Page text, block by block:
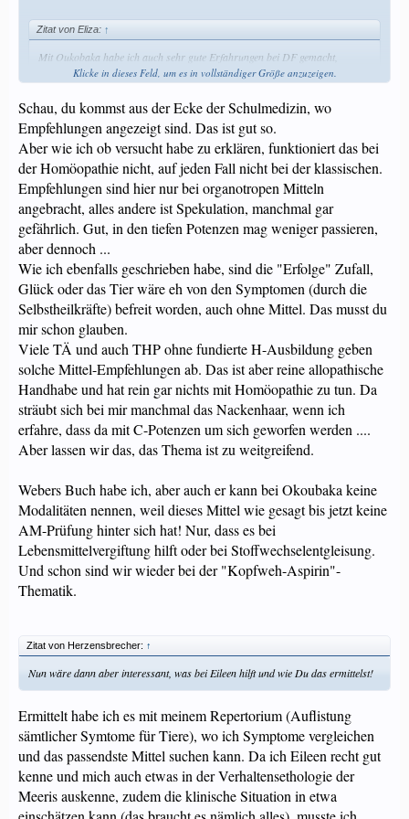
Zitat von Eliza: ↑
Mit Oukobaka habe ich auch sehr gute Erfahrungen bei DF gemacht,
allerdings kann es auch zu Verstopfungen führen, deswegen nur unter
fachmännischer Beratung verabreichen.
Ein THP denke ich wäre hier eine gute Alternative
Zitat aus dem D-Forum vom 13.08.09
Frau Meier, empfiehlt es seit Jahren als Leberschutztherapie. OK, er ist kein
Homöopath, der Homöopathie aber nicht abgeneigt.
Auch bei Alois Weber ist es erwähnt:
http://www.exlibris.ch/buch/Weber_A...thie_und_Kräuteranwendung/sbz/749
1590/1b.aspx
Es hat in unzähligen Fällen geholfen und übrigens nie geschadet. In wenigen
Fällen nicht geholfen.
Ich fahre voll ab auf das Zeug! So einige Tiere hätte ich ohne das Mittel
nicht so schnell wieder ans Fressen bekommen oder Weichkot gestoppt.
Ich bin nun weder homöopathisch versiert, noch kenne ich mich mit AM-
Bildern aus. Ich empfehle aus langjähriger und zahlreicher Erfahrung.
Klicke in dieses Feld, um es in vollständiger Größe anzuzeigen.
Klicke in dieses Feld, um es in vollständiger Größe anzuzeigen.
Schau, du kommst aus der Ecke der Schulmedizin, wo
Empfehlungen angezeigt sind. Das ist gut so.
Aber wie ich ob versucht habe zu erklären, funktioniert das bei
der Homöopathie nicht, auf jeden Fall nicht bei der klassischen.
Empfehlungen sind hier nur bei organotropen Mitteln
angebracht, alles andere ist Spekulation, manchmal gar
gefährlich. Gut, in den tiefen Potenzen mag weniger passieren,
aber dennoch ...
Wie ich ebenfalls geschrieben habe, sind die "Erfolge" Zufall,
Glück oder das Tier wäre eh von den Symptomen (durch die
Selbstheilkräfte) befreit worden, auch ohne Mittel. Das musst du
mir schon glauben.
Viele TÄ und auch THP ohne fundierte H-Ausbildung geben
solche Mittel-Empfehlungen ab. Das ist aber reine allopathische
Handhabe und hat rein gar nichts mit Homöopathie zu tun. Da
sträubt sich bei mir manchmal das Nackenhaar, wenn ich
erfahre, dass da mit C-Potenzen um sich geworfen werden ....
Aber lassen wir das, das Thema ist zu weitgreifend.
Webers Buch habe ich, aber auch er kann bei Okoubaka keine
Modalitäten nennen, weil dieses Mittel wie gesagt bis jetzt keine
AM-Prüfung hinter sich hat! Nur, dass es bei
Lebensmittelvergiftung hilft oder bei Stoffwechselentgleisung.
Und schon sind wir wieder bei der "Kopfweh-Aspirin"-
Thematik.
Zitat von Herzensbrecher: ↑
Nun wäre dann aber interessant, was bei Eileen hilft und wie Du das ermittelst!
Ermittelt habe ich es mit meinem Repertorium (Auflistung
sämtlicher Symtome für Tiere), wo ich Symptome vergleichen
und das passendste Mittel suchen kann. Da ich Eileen recht gut
kenne und mich auch etwas in der Verhaltensethologie der
Meeris auskenne, zudem die klinische Situation in etwa